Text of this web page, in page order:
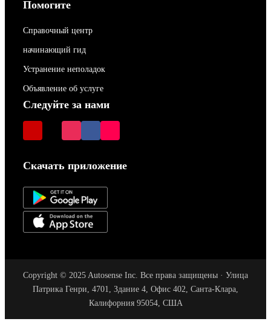
Помогите
Справочный центр
начинающий гид
Устранение неполадок
Объявление об услуге
Следуйте за нами
Скачать приложение
Copyright © 2025 Autosense Inc. Все права защищены · Улица
Патрика Генри, 4701, Здание 4, Офис 402, Санта-Клара,
Калифорния 95054, США